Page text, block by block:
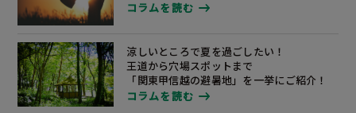
コラムを読む
涼しいところで夏を過ごしたい！
王道から穴場スポットまで
「関東甲信越の避暑地」 を一挙にご紹介！
コラムを読む